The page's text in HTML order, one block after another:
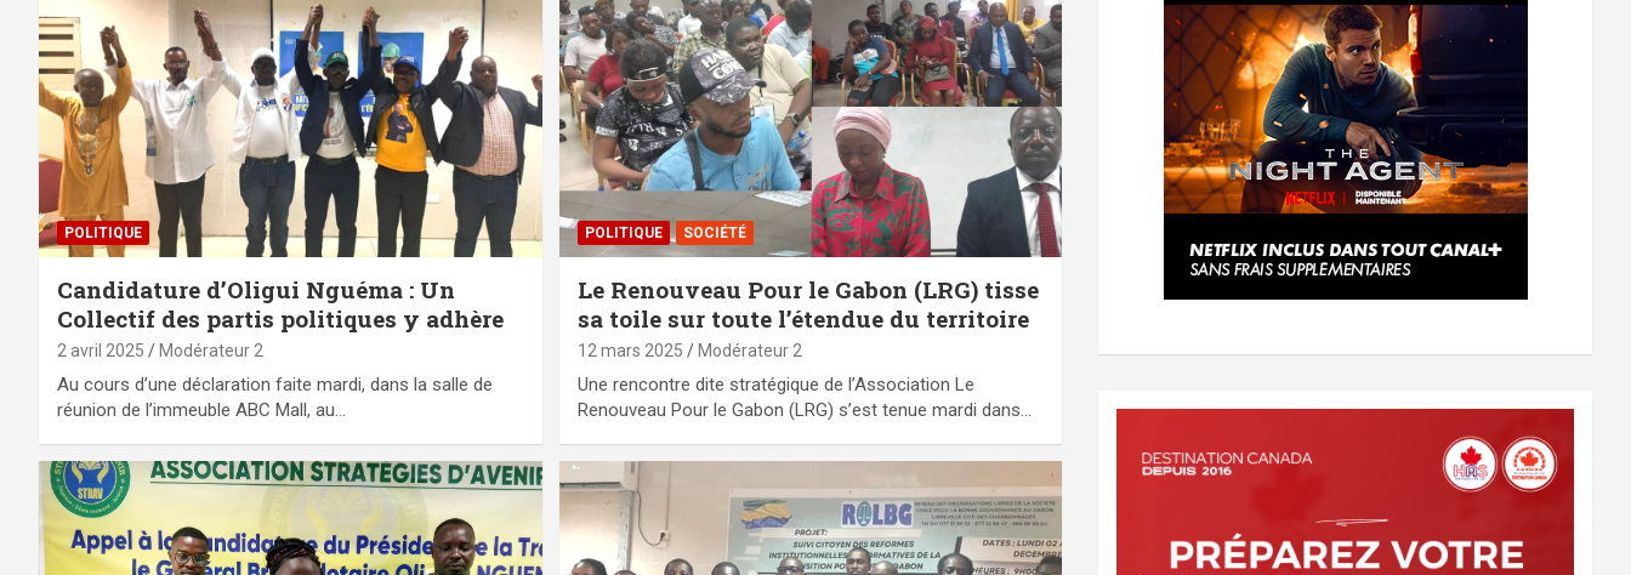
POLITIQUE
Candidature d’Oligui Nguéma : Un
Collectif des partis politiques y adhère
2 avril 2025 Modérateur 2
Au cours d’une déclaration faite mardi, dans la salle de
réunion de l’immeuble ABC Mall, au…
POLITIQUE SOCIÉTÉ
Le Renouveau Pour le Gabon (LRG) tisse
sa toile sur toute l’étendue du territoire
12 mars 2025 Modérateur 2
Une rencontre dite stratégique de l’Association Le
Renouveau Pour le Gabon (LRG) s’est tenue mardi dans…